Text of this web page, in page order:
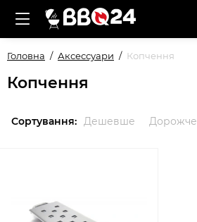
Головна Аксессуари Копчення
Копчення
Сортування: Дешевше Дорожче